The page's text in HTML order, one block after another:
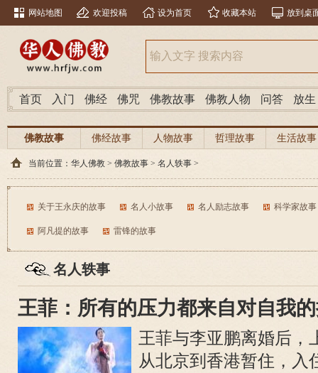
网站地图 欢迎投稿 设为首页 收藏本站 放到桌
首页 入门 佛经 佛咒 佛教故事 佛教人物 问答 放生
佛教故事 佛经故事 人物故事 哲理故事 生活故事
当前位置： 华人佛教 > 佛教故事 > 名人轶事 >
关于王永庆的故事 名人小故事 名人励志故事 科学家故事
阿凡提的故事 雷锋的故事
名人轶事
王菲：所有的压力都来自对自我
王菲与李亚鹏离婚后，
从北京到香港暂住，入